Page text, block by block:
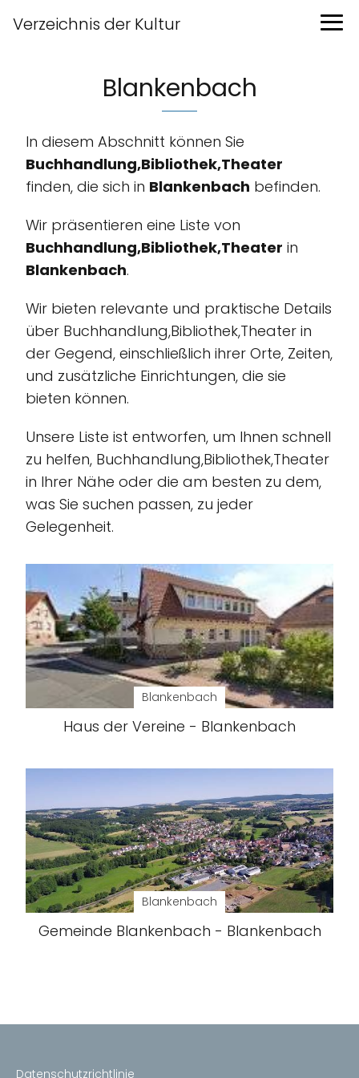
Verzeichnis der Kultur
Blankenbach
In diesem Abschnitt können Sie
Buchhandlung,Bibliothek,Theater
finden, die sich in Blankenbach befinden.
Wir präsentieren eine Liste von
Buchhandlung,Bibliothek,Theater in
Blankenbach.
Wir bieten relevante und praktische Details
über Buchhandlung,Bibliothek,Theater in
der Gegend, einschließlich ihrer Orte, Zeiten,
und zusätzliche Einrichtungen, die sie
bieten können.
Unsere Liste ist entworfen, um Ihnen schnell
zu helfen, Buchhandlung,Bibliothek,Theater
in Ihrer Nähe oder die am besten zu dem,
was Sie suchen passen, zu jeder
Gelegenheit.
Blankenbach
Haus der Vereine - Blankenbach
Blankenbach
Gemeinde Blankenbach - Blankenbach
Datenschutzrichtlinie